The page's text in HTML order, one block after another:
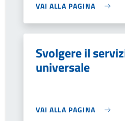
VAI ALLA PAGINA
Svolgere il
universale
VAI ALLA PAGINA